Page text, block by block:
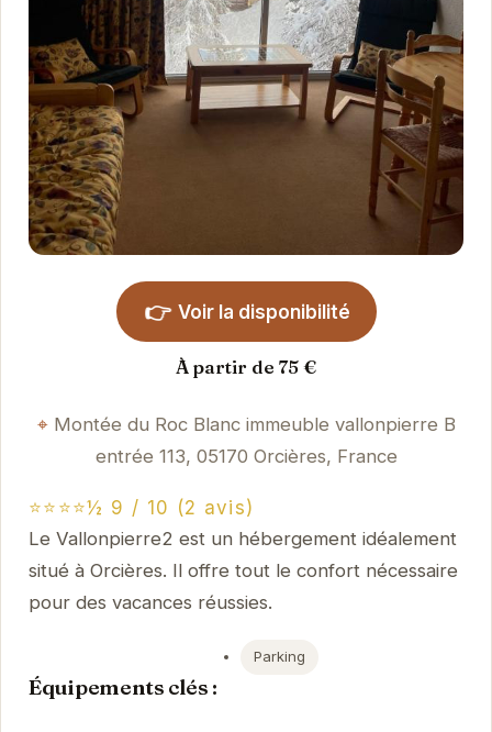
👉 Voir la disponibilité
À partir de 75 €
Montée du Roc Blanc immeuble vallonpierre B
entrée 113, 05170 Orcières, France
⭐⭐⭐⭐½ 9 / 10 (2 avis)
Le Vallonpierre2 est un hébergement idéalement
situé à Orcières. Il offre tout le confort nécessaire
pour des vacances réussies.
Équipements clés :
Parking